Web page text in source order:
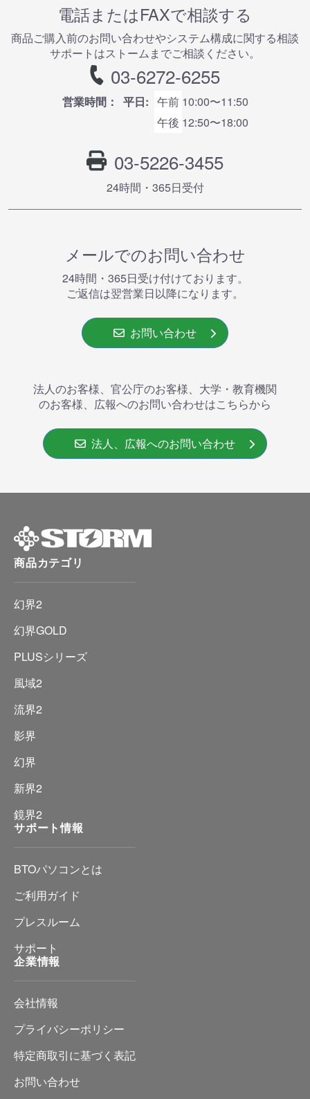
電話またはFAXで相談する
商品ご購⼊前のお問い合わせやシステム構成に関する相談
サポートはストームまでご相談ください。
03-6272-6255
営業時間： 平日: 午前 10:00〜11:50
午後 12:50〜18:00
03-5226-3455
24時間・365⽇受付
メールでのお問い合わせ
24時間・365⽇受け付けております。
ご返信は翌営業⽇以降になります。
お問い合わせ
法人のお客様、官公庁のお客様、大学・教育機関
のお客様、広報へのお問い合わせはこちらから
法人、広報へのお問い合わせ
商品カテゴリ
幻界2
幻界GOLD
PLUSシリーズ
風域2
流界2
影界
幻界
新界2
鏡界2
サポート情報
BTOパソコンとは
ご利用ガイド
プレスルーム
サポート
企業情報
会社情報
プライバシーポリシー
特定商取引に基づく表記
お問い合わせ